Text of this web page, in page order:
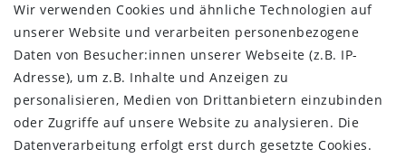
Doppler
Resckodd
Dernier
Esprit
Wir verwenden Cookies und ähnliche Technologien auf
unserer Website und verarbeiten personenbezogene
Daten von Besucher:innen unserer Webseite (z.B. IP-
Adresse), um z.B. Inhalte und Anzeigen zu
personalisieren, Medien von Drittanbietern einzubinden
oder Zugriffe auf unsere Website zu analysieren. Die
Datenverarbeitung erfolgt erst durch gesetzte Cookies.